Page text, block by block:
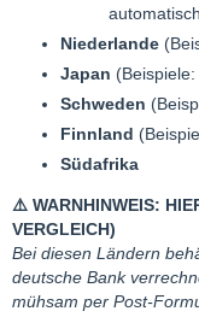
Niederlande
Japan
Schweden
Finnland
Südafrika
⚠️ WARNHINWEIS:
VERGLEICH)
Bei diesen Ländern
deutsche Bank
mühsam per Post-